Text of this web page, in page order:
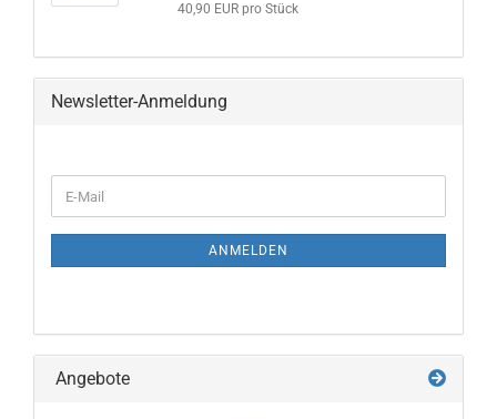
40,90 EUR pro Stück
Newsletter-Anmeldung
ANMELDEN
Angebote